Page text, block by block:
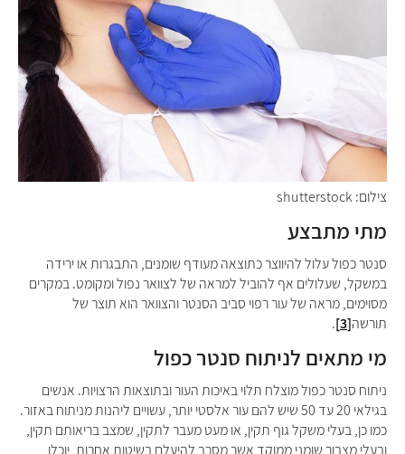
צילום: shutterstock
מתי מתבצע
סנטר כפול עלול להיווצר כתוצאה מעודף שומנים, התבגרות או ירידה
במשקל, שעלולים אף להוביל למראה של לצוואר נפול ומקומט. במקרים
מסוימים, מראה של עור רפוי סביב הסנטר והצוואר הוא תוצר של
תורשה[3]
.
מי מתאים לניתוח סנטר כפול ​​​​​​​
ניתוח סנטר כפול מוצלח תלוי באיכות העור ובתוצאות הרצויות. אנשים
בגילאי 20 עד 50 שיש להם עור אלסטי יותר, עשויים ליהנות מניתוח באזור.
כמו כן, בעלי משקל גוף תקין, או מעט מעבר לתקין, שמצב בריאותם תקין,
ובעלי מצבור שומני ממוקד אשר מסרב להיעלם בשיטות אחרות, יוכלו